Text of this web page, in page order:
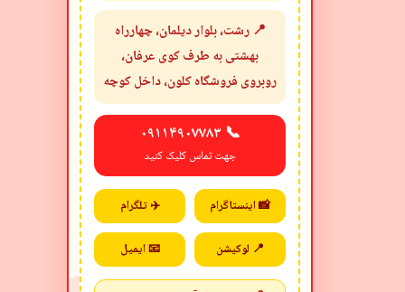
📍 رشت، بلوار دیلمان، چهارراه
بهشتی به طرف کوی عرفان،
روبروی فروشگاه کلون، داخل کوچه
📞 ۰۹۱۱۴۹۰۷۷۸۳
جهت تماس کلیک کنید
📸 اینستاگرام ✈️ تلگرام
📍 لوکیشن 📧 ایمیل